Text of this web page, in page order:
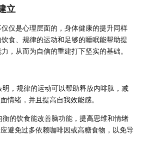
立
仅是心理层面的，身体健康的提升同样
食、规律的运动和足够的睡眠能帮助提
，从而为自信的重建打下坚实的基础。
明，规律的运动可以帮助释放内啡肽，减
情绪，并且提高自我效能感。
衡的饮食能改善脑功能，提高思维和情绪
避免过多依赖咖啡因或高糖食物，以免导